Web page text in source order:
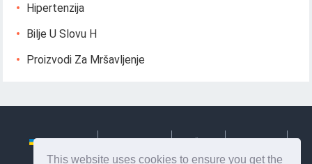
This website uses cookies to ensure you get the
Hipertenzija
Bilje U Slovu H
Proizvodi Za Mršavljenje